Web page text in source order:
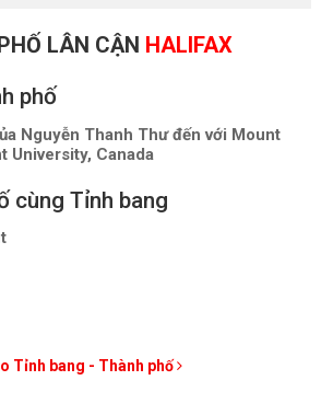
LÂN CẬN HALIFAX
phố
Nguyễn Thanh Thư đến với Mount
University, Canada
cùng Tỉnh bang
Tỉnh bang - Thành phố